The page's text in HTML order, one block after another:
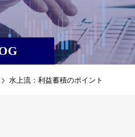
水上流：利益蓄積のポイント